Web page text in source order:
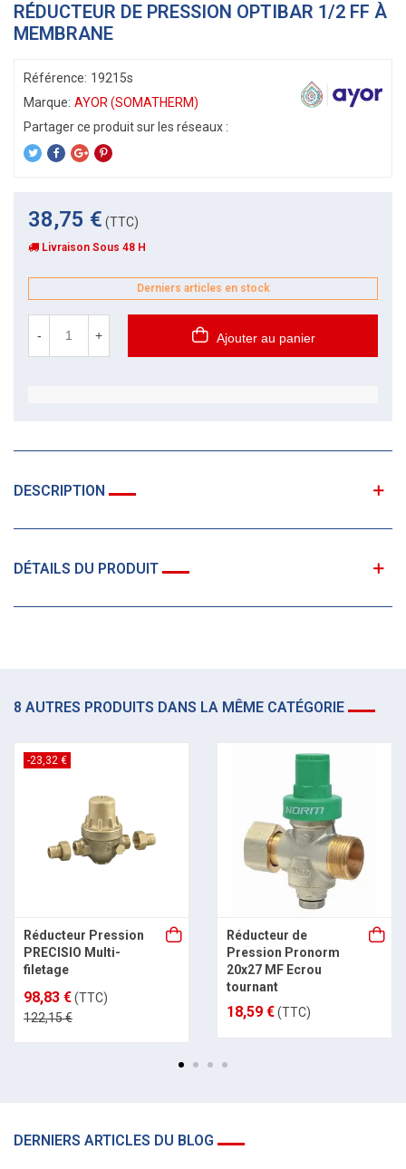
RÉDUCTEUR DE PRESSION OPTIBAR 1/2 FF À
MEMBRANE
Référence: 19215s
Marque: AYOR (SOMATHERM)
38,75 € (TTC)
Livraison Sous 48 H
Derniers articles en stock
- + Ajouter au panier
DESCRIPTION
DÉTAILS DU PRODUIT
8 AUTRES PRODUITS DANS LA MÊME CATÉGORIE
-23,32 €
Réducteur Pression
PRECISIO Multi-
filetage
98,83 €(TTC)
122,15 €
Réducteur de
Pression Pronorm
20x27 MF Ecrou
tournant
18,59 €(TTC)
DERNIERS ARTICLES DU BLOG